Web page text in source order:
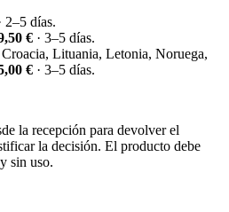
2–5 días.
€ · 3–5 días.
Lituania, Letonia, Noruega,
€ · 3–5 días.
la recepción para devolver el
la decisión. El producto debe
sin uso.